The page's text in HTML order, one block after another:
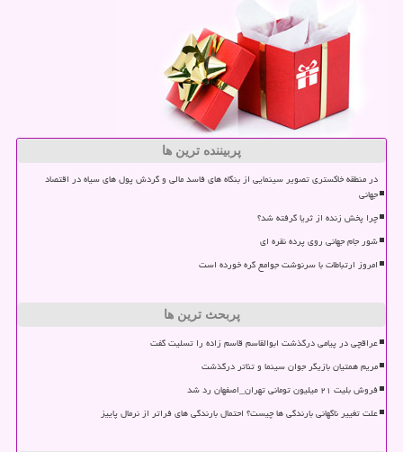
پربیننده ترین ها
در منطقه خاکستری تصویر سینمایی از بنگاه های فاسد مالی و گردش پول های سیاه در اقتصاد
جهانی
چرا پخش زنده از ثریا گرفته شد؟
شور جام جهانی روی پرده نقره ای
امروز ارتباطات با سرنوشت جوامع گره خورده است
پربحث ترین ها
عراقچی در پیامی درگذشت ابوالقاسم قاسم زاده را تسلیت گفت
مریم همتیان بازیگر جوان سینما و تئاتر درگذشت
فروش بلیت ۲۱ میلیون تومانی تهران_اصفهان رد شد
علت تغییر ناگهانی بارندگی ها چیست؟ احتمال بارندگی های فراتر از نرمال پاییز